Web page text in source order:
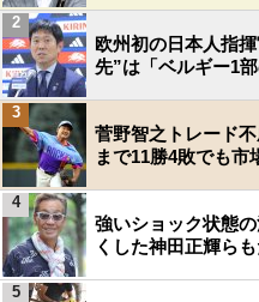
欧州初の日本人指
先”は「ベルギー1
2
菅野智之トレード
まで11勝4敗でも市
3
強いショック状態
くした神田正輝ら
4
5